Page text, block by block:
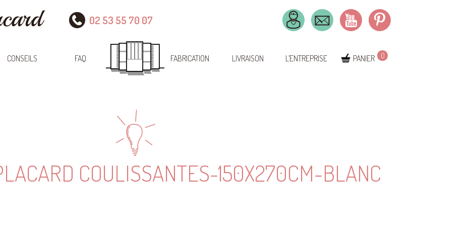
02 53 55 70 07
CONSEILS FAQ FABRICATION LIVRAISON L’ENTREPRISE PANIER 0
COULISSANTES-150X270CM-BLANC